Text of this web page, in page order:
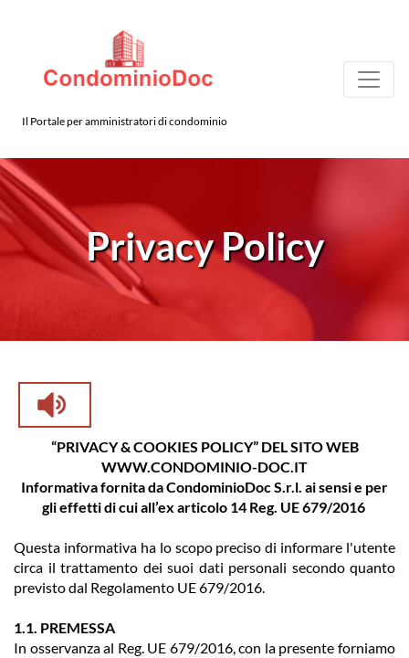
Il Portale per amministratori di condominio
Privacy Policy
“PRIVACY & COOKIES POLICY” DEL SITO WEB
WWW.CONDOMINIO-DOC.IT
Informativa fornita da CondominioDoc S.r.l. ai sensi e per
gli effetti di cui all’ex articolo 14 Reg. UE 679/2016
Questa informativa ha lo scopo preciso di informare l'utente
circa il trattamento dei suoi dati personali secondo quanto
previsto dal Regolamento UE 679/2016.
1.1. PREMESSA
In osservanza al Reg. UE 679/2016, con la presente forniamo